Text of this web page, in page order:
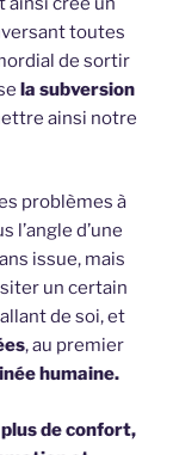
toutes
de sortir
la subversion
ainsi notre
problèmes à
l’angle d’une
issue, mais
un certain
de soi, et
, au premier
humaine.
de confort,